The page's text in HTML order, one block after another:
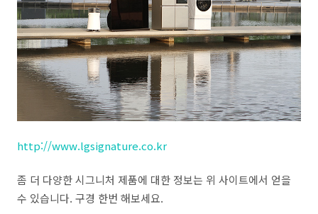
http://www.lgsignature.co.kr
좀 더 다양한 시그니처 제품에 대한 정보는 위 사이트에서 얻을
수 있습니다. 구경 한번 해보세요.